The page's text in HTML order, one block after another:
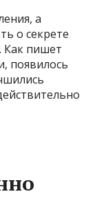
а
о секрете
Как пишет
появилось